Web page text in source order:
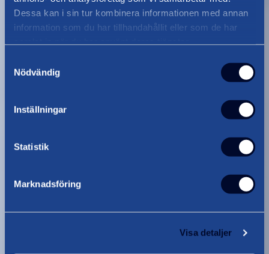
Dessa kan i sin tur kombinera informationen med annan
information som du har tillhandahållit eller som de har
Nödvändig
Inställningar
Statistik
Marknadsföring
Visa detaljer
Läs merom utlandsflytt